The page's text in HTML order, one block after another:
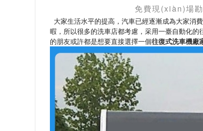
免費現(xiàn)場
大家生活水平的提高，汽車已經逐漸成為大家
暇，所以很多的洗車店都考慮，采用一臺自動化
的朋友或許都是想要直接選擇一個往復式洗車機廠